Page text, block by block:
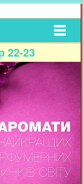
22-23